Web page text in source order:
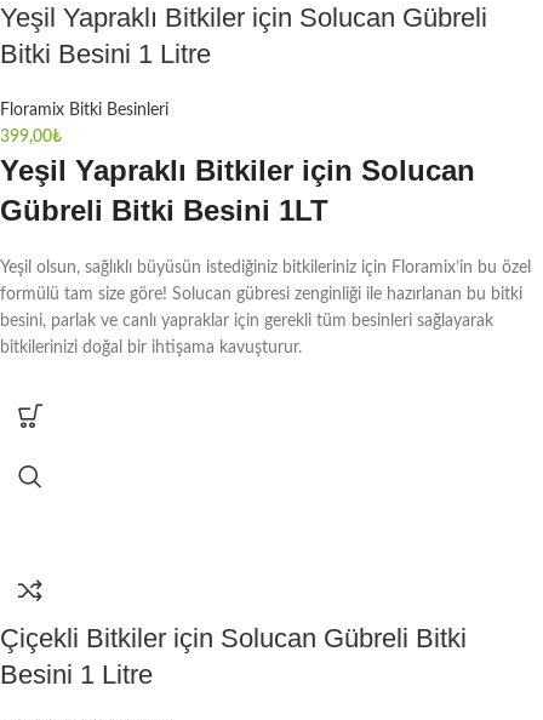
Yeşil Yapraklı Bitkiler için Solucan Gübreli
Bitki Besini 1 Litre
Floramix Bitki Besinleri
399,00₺
Yeşil Yapraklı Bitkiler için Solucan
Gübreli Bitki Besini 1LT
Yeşil olsun, sağlıklı büyüsün istediğiniz bitkileriniz için Floramix’in bu özel
formülü tam size göre! Solucan gübresi zenginliği ile hazırlanan bu bitki
besini, parlak ve canlı yapraklar için gerekli tüm besinleri sağlayarak
bitkilerinizi doğal bir ihtişama kavuşturur.
Çiçekli Bitkiler için Solucan Gübreli Bitki
Besini 1 Litre